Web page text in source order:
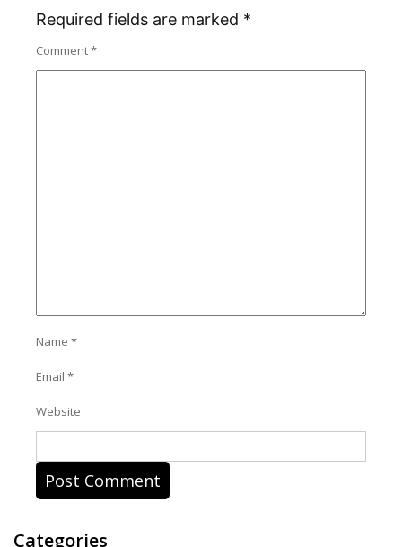
Required fields are marked *
Comment*
Name *
Email *
Website
Categories